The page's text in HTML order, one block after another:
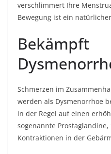
verschlimmert Ihre
Bewegung ist ein
Bekämpft
Schmerzen im
werden als Dysmenorrhoe
in der Regel auf einen
sogenannte
Kontraktionen in der